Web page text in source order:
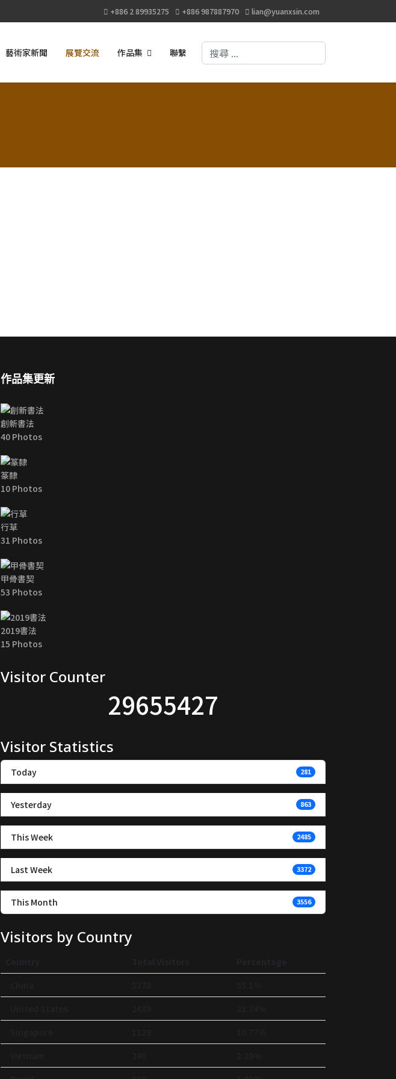
+886 2 89935275 +886 987887970 lian@yuanxsin.com
藝術家新聞 展覽交流 作品集 聯繫 搜尋
作品集更新
創新書法
40 Photos
篆隸
10 Photos
行草
31 Photos
甲骨書契
53 Photos
2019書法
15 Photos
Visitor Counter
29655427
Visitor Statistics
Today 281
Yesterday 863
This Week 2485
Last Week 3372
This Month 3556
Visitors by Country